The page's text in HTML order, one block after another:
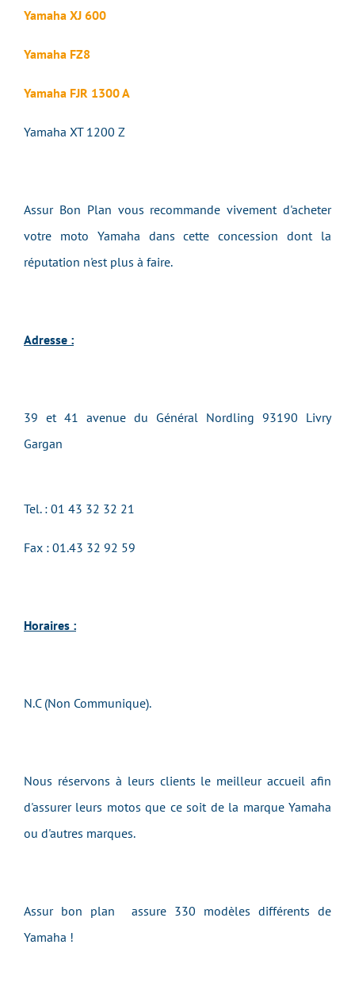
Yamaha XJ 600
Yamaha FZ8
Yamaha FJR 1300 A
Yamaha XT 1200 Z
Assur Bon Plan vous recommande vivement d'acheter
votre moto Yamaha dans cette concession dont la
réputation n'est plus à faire.
Adresse :
39 et 41 avenue du Général Nordling 93190 Livry
Gargan
Tel. : 01 43 32 32 21
Fax : 01.43 32 92 59
Horaires :
N.C (Non Communique).
Nous réservons à leurs clients le meilleur accueil afin
d'assurer leurs motos que ce soit de la marque Yamaha
ou d'autres marques.
Assur bon plan assure 330 modèles différents de
Yamaha !